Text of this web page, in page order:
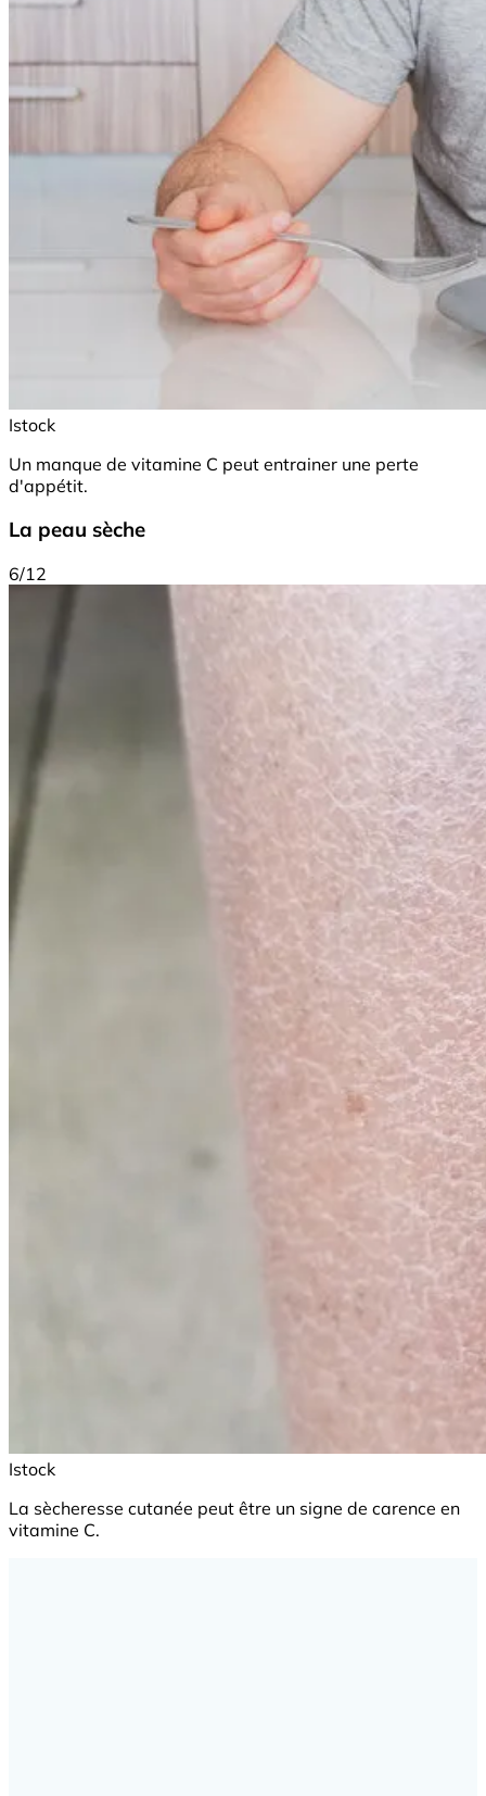
Istock
Un manque de vitamine C peut entrainer une perte
d'appétit.
La peau sèche
6/12
Istock
La sècheresse cutanée peut être un signe de carence en
vitamine C.